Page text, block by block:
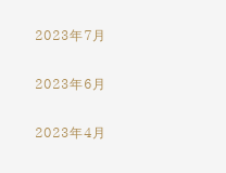
2023年7月
2023年6月
2023年4月